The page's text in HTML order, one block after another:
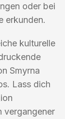
oder bei
erkunden.
kulturelle
Smyrna
Lass dich
vergangener